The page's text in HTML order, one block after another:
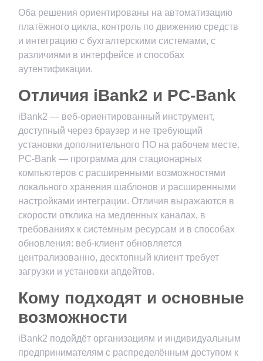
Оба решения ориентированы на автоматизацию
платёжного цикла, контроль по движению средств
и интеграцию с бухгалтерскими системами, с
различиями в интерфейсе и способах
аутентификации.
Отличия iBank2 и PC-Bank
iBank2 — веб-ориентированный инструмент,
доступный через браузер и не требующий
установки дополнительного ПО на рабочем месте.
PC-Bank — программа для стационарных
компьютеров с расширенными возможностями
локального хранения шаблонов и расширенными
настройками интеграции. Отличия выражаются в
скорости отклика на медленных каналах, в
требованиях к системным ресурсам и в способах
обновления: веб-клиент обновляется
централизованно, десктопный клиент требует
загрузки и установки апдейтов.
Кому подходят и основные
возможности
iBank2 подойдёт организациям и индивидуальным
предпринимателям с распределённым доступом к